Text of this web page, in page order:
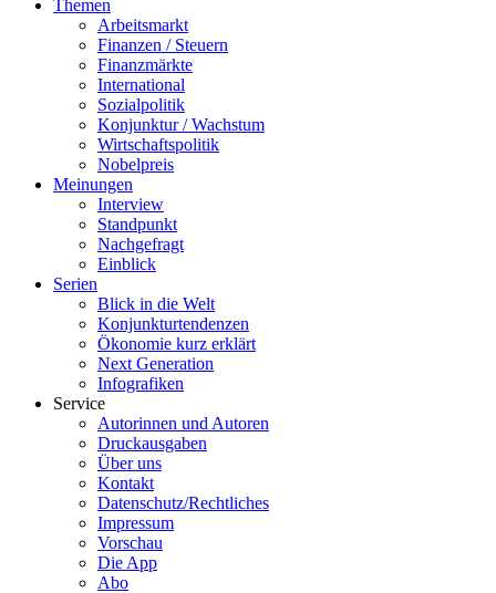
Themen
Arbeitsmarkt
Finanzen / Steuern
Finanzmärkte
International
Sozialpolitik
Konjunktur / Wachstum
Wirtschaftspolitik
Nobelpreis
Meinungen
Interview
Standpunkt
Nachgefragt
Einblick
Serien
Blick in die Welt
Konjunkturtendenzen
Ökonomie kurz erklärt
Next Generation
Infografiken
Service
Autorinnen und Autoren
Druckausgaben
Über uns
Kontakt
Datenschutz/Rechtliches
Impressum
Vorschau
Die App
Abo